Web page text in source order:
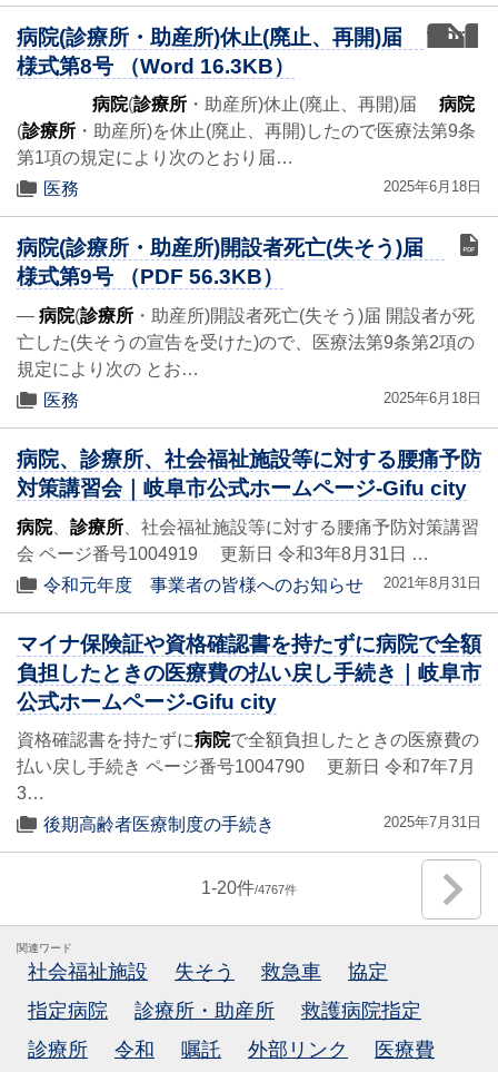
word
病院(診療所・助産所)休止(廃止、再開)届
様式第8号 （Word 16.3KB）
病院(診療所 ・助産所)休止(廃止、再開)届 病院
(診療所 ・助産所)を休止(廃止、再開)したので医療法第9条
第1項の規定により次のとおり届…
医務
2025年6月18日
病院(診療所・助産所)開設者死亡(失そう)届
様式第9号 （PDF 56.3KB）
― 病院(診療所 ・助産所)開設者死亡(失そう)届 開設者が死
亡した(失そうの宣告を受けた)ので、医療法第9条第2項の
規定により次の とお…
医務
2025年6月18日
病院、診療所、社会福祉施設等に対する腰痛予防
対策講習会｜岐阜市公式ホームページ-Gifu city
病院、 診療所 、社会福祉施設等に対する腰痛予防対策講習
会 ページ番号1004919 更新日 令和3年8月31日 …
令和元年度 事業者の皆様へのお知らせ
2021年8月31日
マイナ保険証や資格確認書を持たずに病院で全額
負担したときの医療費の払い戻し手続き｜岐阜市
公式ホームページ-Gifu city
資格確認書を持たずに病院で全額負担したときの医療費の
払い戻し手続き ページ番号1004790 更新日 令和7年7月
3…
後期高齢者医療制度の手続き
2025年7月31日
1-20 4767
関連ワード
社会福祉施設 失そう 救急車
協定
指定病院
診療所・助産所
救護病院指定
診療所
令和 嘱託 外部リンク 医療費